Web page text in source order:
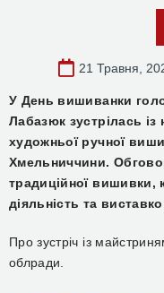
21 Травня,
У День вишиванки
Лабазюк зустрілась
художньої ручної
Хмельниччини.
традиційної вишивки,
діяльність та
Про зустріч із
облради.